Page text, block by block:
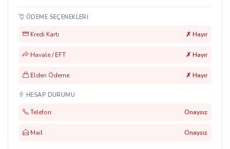
ÖDEME SEÇENEKLERI
Kredi Kartı ✗ Hayır
Havale / EFT ✗ Hayır
Elden Ödeme ✗ Hayır
HESAP DURUMU
Telefon Onaysız
Mail Onaysız